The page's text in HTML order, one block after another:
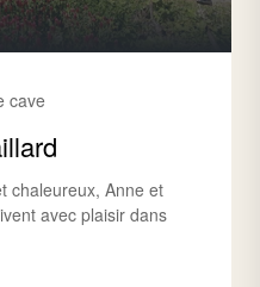
cave
chaleureux, Anne et
avec plaisir dans